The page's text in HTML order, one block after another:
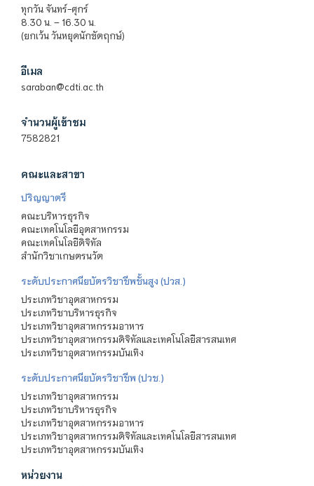
ทุกวัน จันทร์-ศุกร์
8.30 น. – 16.30 น.
(ยกเว้น วันหยุดนักขัตฤกษ์)
อีเมล
saraban@cdti.ac.th
จำนวนผู้เข้าชม
7582821
คณะและสาขา
ปริญญาตรี
คณะบริหารธุรกิจ
คณะเทคโนโลยีอุตสาหกรรม
คณะเทคโนโลยีดิจิทัล
สำนักวิชาเกษตรนวัต
ระดับประกาศนียบัตรวิชาชีพชั้นสูง (ปวส.)
ประเภทวิชาอุตสาหกรรม
ประเภทวิชาบริหารธุรกิจ
ประเภทวิชาอุตสาหกรรมอาหาร
ประเภทวิชาอุตสาหกรรมดิจิทัลและเทคโนโลยีสารสนเทศ
ประเภทวิชาอุตสาหกรรมบันเทิง
ระดับประกาศนียบัตรวิชาชีพ (ปวช.)
ประเภทวิชาอุตสาหกรรม
ประเภทวิชาบริหารธุรกิจ
ประเภทวิชาอุตสาหกรรมอาหาร
ประเภทวิชาอุตสาหกรรมดิจิทัลและเทคโนโลยีสารสนเทศ
ประเภทวิชาอุตสาหกรรมบันเทิง
หน่วยงาน